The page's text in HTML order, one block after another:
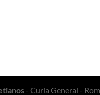
- Curia General -